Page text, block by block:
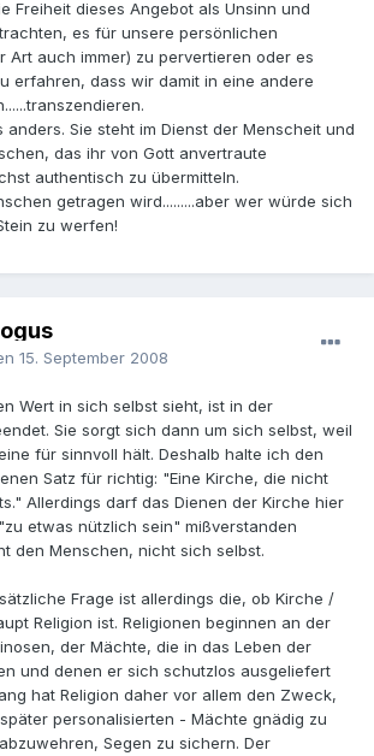
Freiheit dieses Angebot als Unsinn und
es für unsere persönlichen
Art auch immer) zu pervertieren oder es
erfahren, dass wir damit in eine andere
anders. Sie steht im Dienst der Menscheit und
das ihr von Gott anvertraute
authentisch zu übermitteln.
getragen wird.........aber wer würde sich
zu werfen!
15. September 2008
Wert in sich selbst sieht, ist in der
Sie sorgt sich dann um sich selbst, weil
für sinnvoll hält. Deshalb halte ich den
Satz für richtig: "Eine Kirche, die nicht
Allerdings darf das Dienen der Kirche hier
etwas nützlich sein" mißverstanden
den Menschen, nicht sich selbst.
Frage ist allerdings die, ob Kirche /
Religion ist. Religionen beginnen an der
der Mächte, die in das Leben der
und denen er sich schutzlos ausgeliefert
hat Religion daher vor allem den Zweck,
personalisierten - Mächte gnädig zu
Segen zu sichern. Der